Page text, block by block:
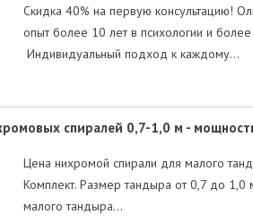
Скидка 40% на первую консультацию!
опыт более 10 лет в психологии и
Индивидуальный подход к каждому…
спиралей 0,7-1,0 м -
Цена нихромой спирали для малого
Комплект. Размер тандыра от 0,7 до 1,0
малого тандыра…